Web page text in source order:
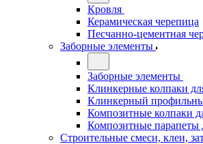
Кровля
Керамическая черепица
Песчанно-цементная
Заборные элементы
Заборные элементы
Клинкерные колпаки
Клинкерный
Композитные колпаки
Композитные парапеты
Строительные смеси, клеи,